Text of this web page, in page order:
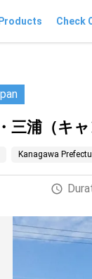
Products Check
三浦（キ
Kanagawa